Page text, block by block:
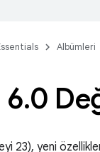
Albümleri
.0
23), yeni